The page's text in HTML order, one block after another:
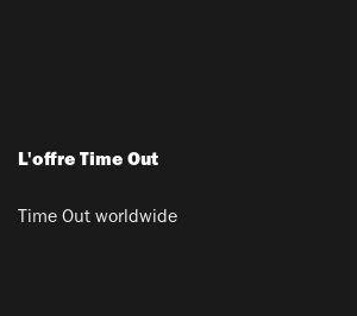
L'offre Time Out
Time Out worldwide